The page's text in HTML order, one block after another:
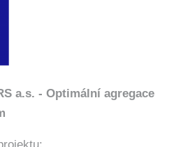
a.s. - Optimální agregace